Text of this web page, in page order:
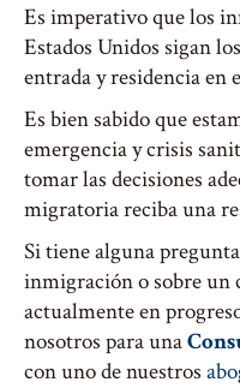
Es imperativo que los
Estados Unidos sigan
entrada y residencia en
Es bien sabido que
emergencia y crisis
tomar las decisiones
migratoria reciba una
Si tiene alguna
inmigración o sobre un
actualmente en
nosotros para una
con uno de nuestros